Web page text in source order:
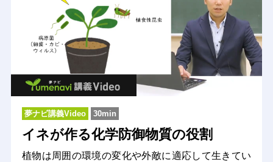
夢ナビ講義Video 30min
イネが作る化学防御物質の役割
植物は周囲の環境の変化や外敵に適応して生きてい